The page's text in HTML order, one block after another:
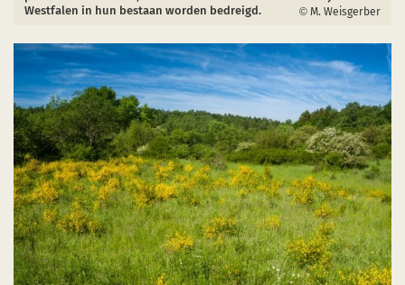
Westfalen in hun bestaan worden bedreigd.
M. Weisgerber